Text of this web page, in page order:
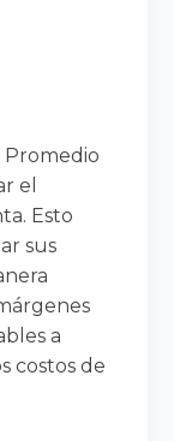
Promedio
el
Esto
sus
a
costos de